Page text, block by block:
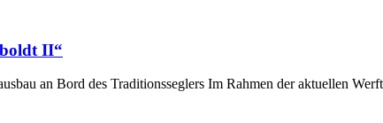
II“
an Bord des Traditionsseglers Im Rahmen der aktuellen